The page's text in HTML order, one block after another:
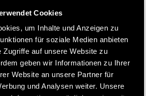
Cookies
um Inhalte und Anzeigen zu
für soziale Medien anbieten
Zugriffe auf unsere Website zu
geben wir Informationen zu Ihrer
Website an unsere Partner für
und Analysen weiter. Unsere
Technologien zu liefern.
von Inpaq umfasst neben
von passiven
für elektronische Schaltkreise